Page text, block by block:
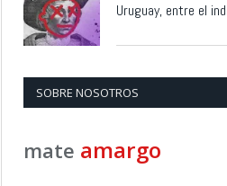
Uruguay, entre el
SOBRE NOSOTROS
mate amargo